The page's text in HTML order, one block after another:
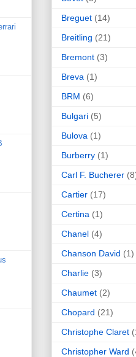
Breguet (14)
Breitling (21)
Bremont (3)
Breva (1)
BRM (6)
Bulgari (5)
Bulova (1)
Burberry (1)
Carl F. Bucherer
Cartier (17)
Certina (1)
Chanel (4)
Chanson David (1)
Charlie (3)
Chaumet (2)
Chopard (21)
Christophe Claret
Christopher Ward